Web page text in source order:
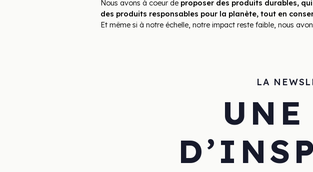
Nous avons à coeur de proposer des produits durables,
des produits responsables pour la planète, tout en
Et même si à notre échelle, notre impact reste faible, nous
LA
UNE